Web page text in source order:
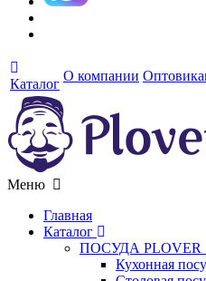
Каталог
О компании
Меню
Главная
Каталог
ПОСУДА PLOVER
Кухонная